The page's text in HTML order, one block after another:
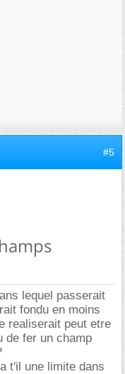
#5
lequel passerait
fondu en moins
realiserait peut etre
de fer un champ
t'il une limite dans